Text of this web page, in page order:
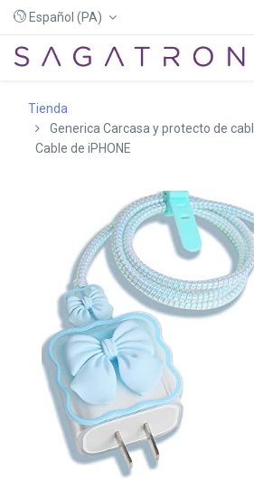
Español (PA)
Tienda
Generica Carcasa y protecto de
Cable de iPHONE